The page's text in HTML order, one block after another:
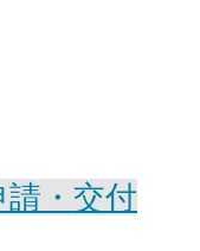
・交付